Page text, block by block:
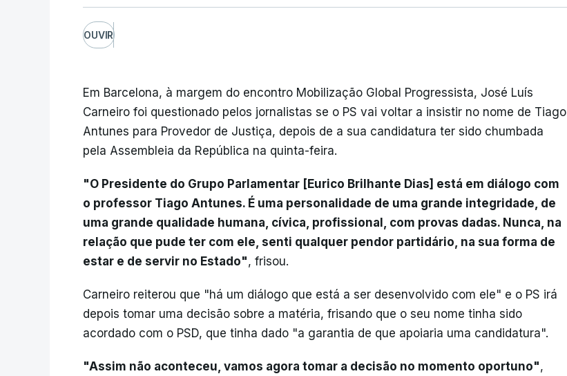
OUVIR
Em Barcelona, à margem do encontro Mobilização Global Progressista, José Luís
Carneiro foi questionado pelos jornalistas se o PS vai voltar a insistir no nome de Tiago
Antunes para Provedor de Justiça, depois de a sua candidatura ter sido chumbada
pela Assembleia da República na quinta-feira.
"O Presidente do Grupo Parlamentar [Eurico Brilhante Dias] está em diálogo com
o professor Tiago Antunes. É uma personalidade de uma grande integridade, de
uma grande qualidade humana, cívica, profissional, com provas dadas. Nunca, na
relação que pude ter com ele, senti qualquer pendor partidário, na sua forma de
estar e de servir no Estado", frisou.
Carneiro reiterou que "há um diálogo que está a ser desenvolvido com ele" e o PS irá
depois tomar uma decisão sobre a matéria, frisando que o seu nome tinha sido
acordado com o PSD, que tinha dado "a garantia de que apoiaria uma candidatura".
"Assim não aconteceu, vamos agora tomar a decisão no momento oportuno",